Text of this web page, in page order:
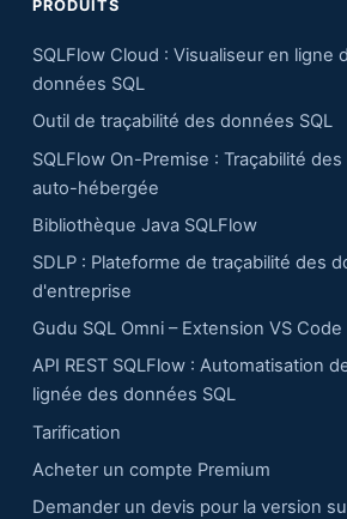
PRODUITS
SQLFlow Cloud : Visualiseur en ligne
données SQL
Outil de traçabilité des données SQL
SQLFlow On-Premise : Traçabilité
auto-hébergée
Bibliothèque Java SQLFlow
SDLP : Plateforme de traçabilité des
d'entreprise
Gudu SQL Omni – Extension VS Code
API REST SQLFlow : Automatisation
lignée des données SQL
Tarification
Acheter un compte Premium
Demander un devis pour la version